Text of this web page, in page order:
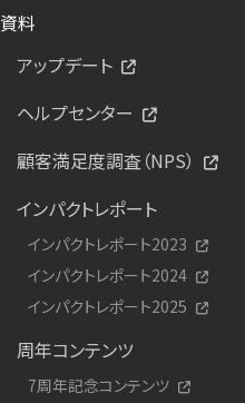
資料
アップデート
ヘルプセンター
顧客満足度調査（NPS）
インパクトレポート
インパクトレポート2023
インパクトレポート2024
インパクトレポート2025
周年コンテンツ
7周年記念コンテンツ